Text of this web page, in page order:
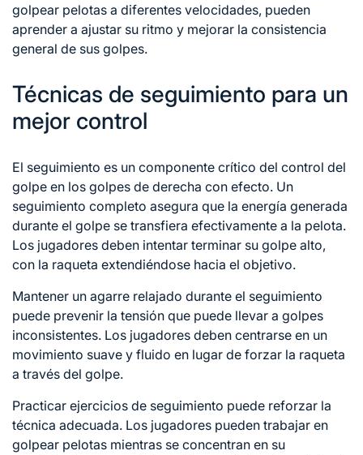
golpear pelotas a diferentes velocidades, pueden
aprender a ajustar su ritmo y mejorar la consistencia
general de sus golpes.
Técnicas de seguimiento para un
mejor control
El seguimiento es un componente crítico del control del
golpe en los golpes de derecha con efecto. Un
seguimiento completo asegura que la energía generada
durante el golpe se transfiera efectivamente a la pelota.
Los jugadores deben intentar terminar su golpe alto,
con la raqueta extendiéndose hacia el objetivo.
Mantener un agarre relajado durante el seguimiento
puede prevenir la tensión que puede llevar a golpes
inconsistentes. Los jugadores deben centrarse en un
movimiento suave y fluido en lugar de forzar la raqueta
a través del golpe.
Practicar ejercicios de seguimiento puede reforzar la
técnica adecuada. Los jugadores pueden trabajar en
golpear pelotas mientras se concentran en su